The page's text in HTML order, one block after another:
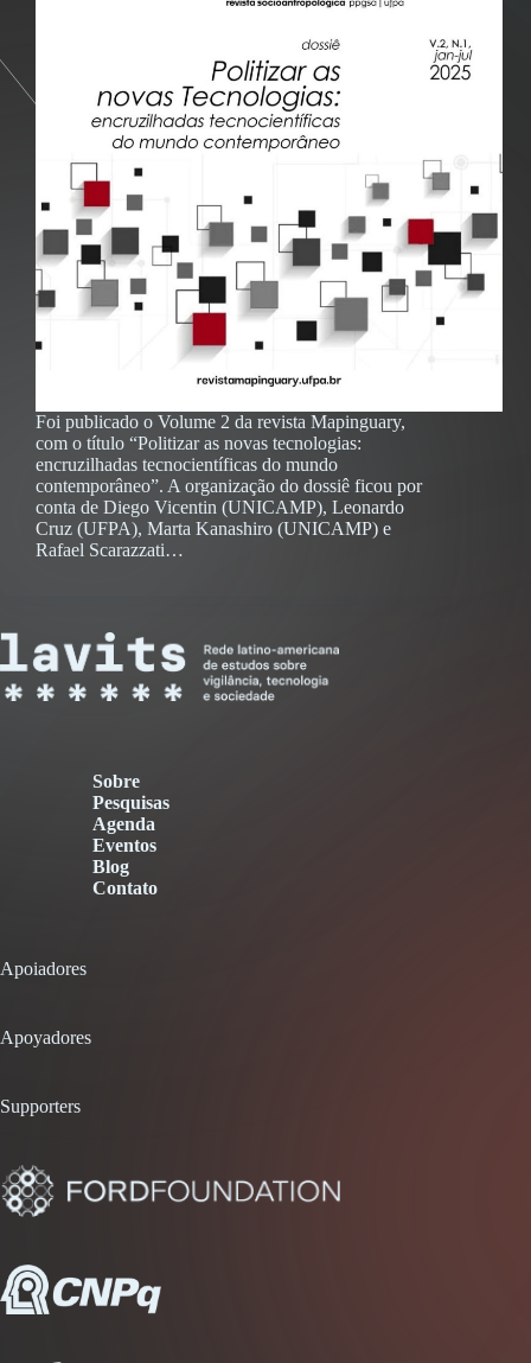
Foi publicado o Volume 2 da revista Mapinguary,
com o título “Politizar as novas tecnologias:
encruzilhadas tecnocientíficas do mundo
contemporâneo”. A organização do dossiê ficou por
conta de Diego Vicentin (UNICAMP), Leonardo
Cruz (UFPA), Marta Kanashiro (UNICAMP) e
Rafael Scarazzati…
Sobre
Pesquisas
Agenda
Eventos
Blog
Contato
Apoiadores
Apoyadores
Supporters